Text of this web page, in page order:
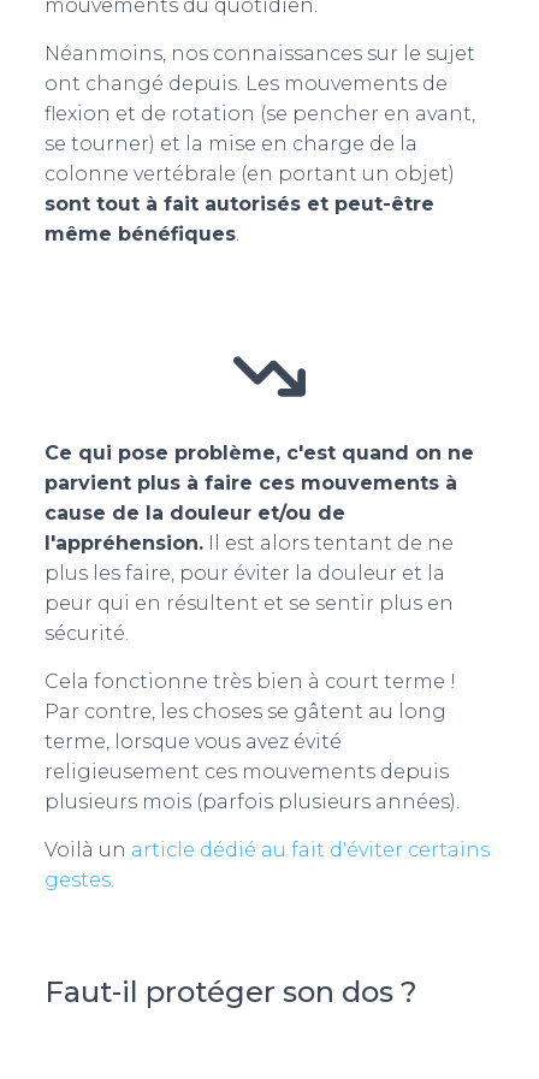
mouvements du quotidien.
Néanmoins, nos connaissances sur le sujet
ont changé depuis. Les mouvements de
flexion et de rotation (se pencher en avant,
se tourner) et la mise en charge de la
colonne vertébrale (en portant un objet)
sont tout à fait autorisés et peut-être
même bénéfiques.
Ce qui pose problème, c'est quand on ne
parvient plus à faire ces mouvements à
cause de la douleur et/ou de
l'appréhension.Il est alors tentant de ne
plus les faire, pour éviter la douleur et la
peur qui en résultent et se sentir plus en
sécurité.
Cela fonctionne très bien à court terme !
Par contre, les choses se gâtent au long
terme, lorsque vous avez évité
religieusement ces mouvements depuis
plusieurs mois (parfois plusieurs années).
Voilà un article dédié au fait d'éviter certains
gestes.
Faut-il protéger son dos ?